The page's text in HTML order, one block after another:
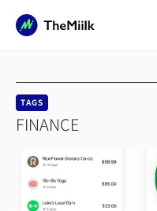
TAGS
FINANCE